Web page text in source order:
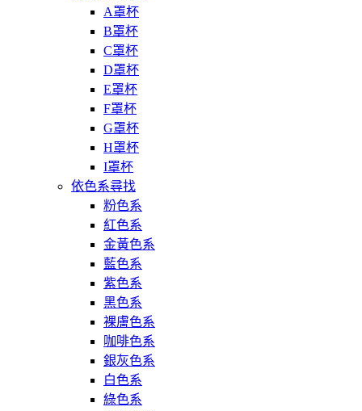
A罩杯
B罩杯
C罩杯
D罩杯
E罩杯
F罩杯
G罩杯
H罩杯
I罩杯
依色系尋找
粉色系
紅色系
金黃色系
藍色系
紫色系
黑色系
裸膚色系
咖啡色系
銀灰色系
白色系
綠色系